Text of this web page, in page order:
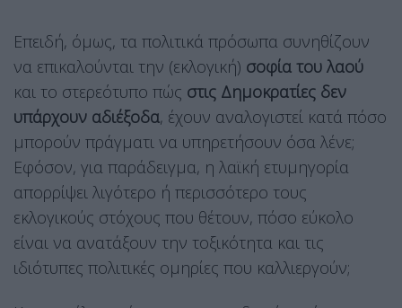
Επειδή, όμως, τα πολιτικά πρόσωπα συνηθίζουν
να επικαλούνται την (εκλογική) σοφία του λαού
και το στερεότυπο πώς στις Δημοκρατίες δεν
υπάρχουν αδιέξοδα, έχουν αναλογιστεί κατά πόσο
μπορούν πράγματι να υπηρετήσουν όσα λένε;
Εφόσον, για παράδειγμα, η λαϊκή ετυμηγορία
απορρίψει λιγότερο ή περισσότερο τους
εκλογικούς στόχους που θέτουν, πόσο εύκολο
είναι να ανατάξουν την τοξικότητα και τις
ιδιότυπες πολιτικές ομηρίες που καλλιεργούν;